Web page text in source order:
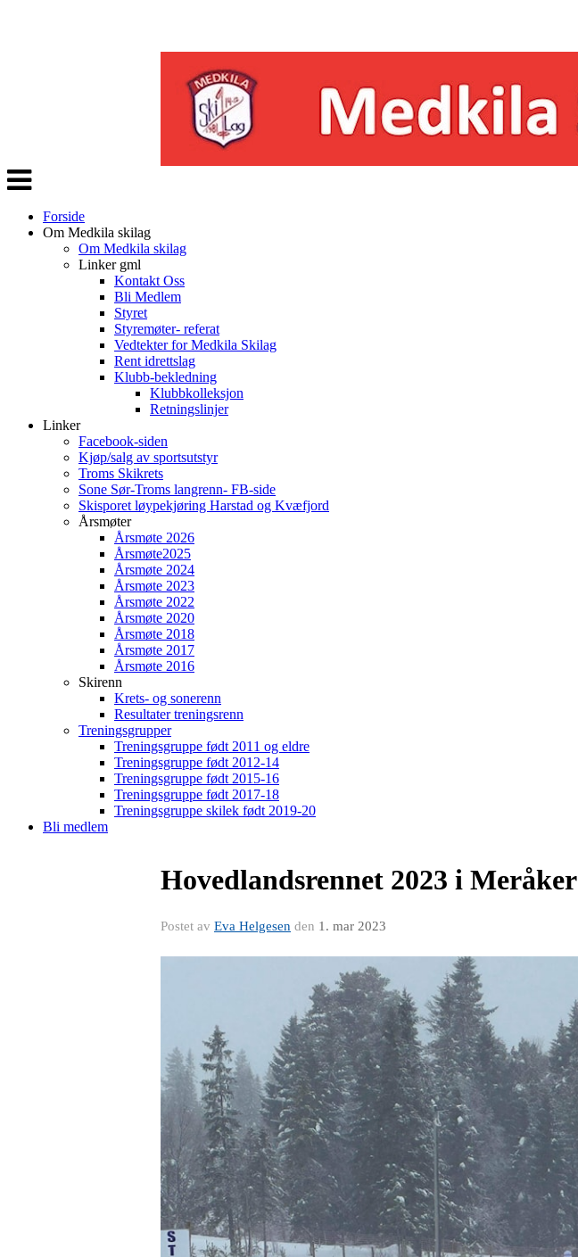
Veksle
navigasjon
Forside
Om Medkila skilag
Om Medkila skilag
Linker gml
Kontakt Oss
Bli Medlem
Styret
Styremøter- referat
Vedtekter for Medkila Skilag
Rent idrettslag
Klubb-bekledning
Klubbkolleksjon
Retningslinjer
Linker
Facebook-siden
Kjøp/salg av sportsutstyr
Troms Skikrets
Sone Sør-Troms langrenn- FB-side
Skisporet løypekjøring Harstad og Kvæfjord
Årsmøter
Årsmøte 2026
Årsmøte2025
Årsmøte 2024
Årsmøte 2023
Årsmøte 2022
Årsmøte 2020
Årsmøte 2018
Årsmøte 2017
Årsmøte 2016
Skirenn
Krets- og sonerenn
Resultater treningsrenn
Treningsgrupper
Treningsgruppe født 2011 og eldre
Treningsgruppe født 2012-14
Treningsgruppe født 2015-16
Treningsgruppe født 2017-18
Treningsgruppe skilek født 2019-20
Bli medlem
Hovedlandsrennet 2023 i Meråker
Postet av Eva Helgesen den 1. mar 2023